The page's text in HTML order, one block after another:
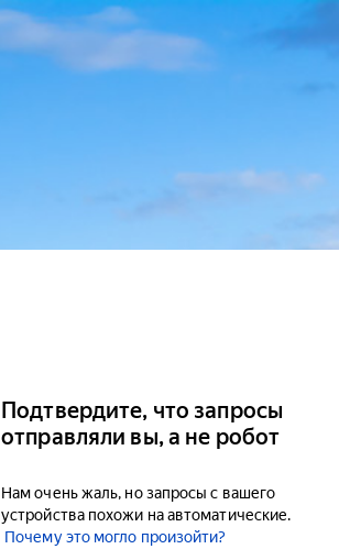
Подтвердите, что запросы
отправляли вы, а не робот
Нам очень жаль, но запросы с вашего
устройства похожи на автоматические.
Почему это могло произойти?